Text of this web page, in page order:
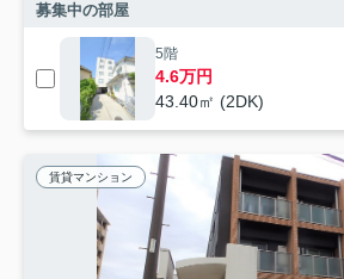
募集中の部屋
5階
4.6万円
43.40㎡ (2DK)
賃貸マンション